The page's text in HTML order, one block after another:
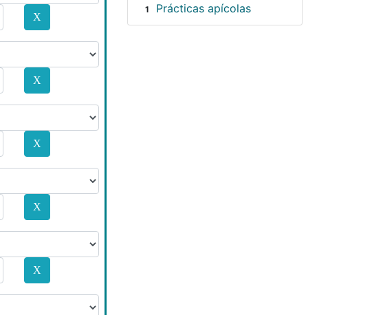
1 Prácticas apícolas